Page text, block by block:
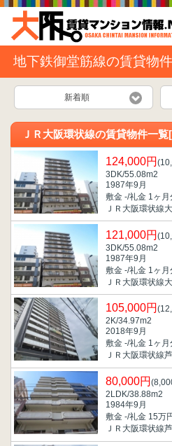
地下鉄御堂筋線の賃貸物
新着順
ＪＲ大阪環状線の賃貸物件一
124,000円
3DK/55.08m2
1987年9月
敷金 -/礼金 1ヶ月
ＪＲ大阪環状線
121,000円
3DK/55.08m2
1987年9月
敷金 -/礼金 1ヶ月
ＪＲ大阪環状線
105,000円
2K/34.97m2
2018年9月
敷金 -/礼金 1ヶ月
ＪＲ大阪環状線
80,000円
2LDK/38.88m2
1984年9月
敷金 -/礼金 15万
ＪＲ大阪環状線